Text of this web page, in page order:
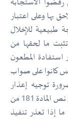
بها وعلى اعتبار
طبيعية للإخلال
ما لحقها من
استفادة المطعون
كانوا على صواب
توجيه إعذار
للمطعون ضده لأنه من المقرر قانونا عملا بأحكام نص المادة 181 من
إذا تعذر تنفيذ